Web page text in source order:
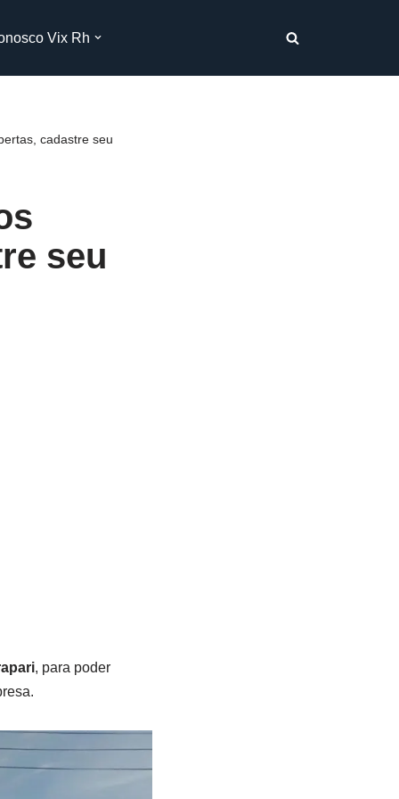
Vix Rh
cadastre seu
seu
, para poder